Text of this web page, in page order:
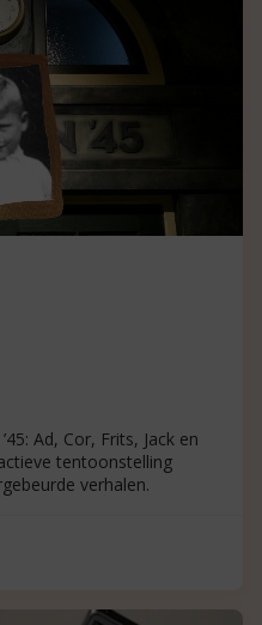
Ad, Cor, Frits, Jack en
tentoonstelling
verhalen.